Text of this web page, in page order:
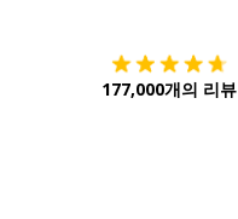
177,000개의 리뷰